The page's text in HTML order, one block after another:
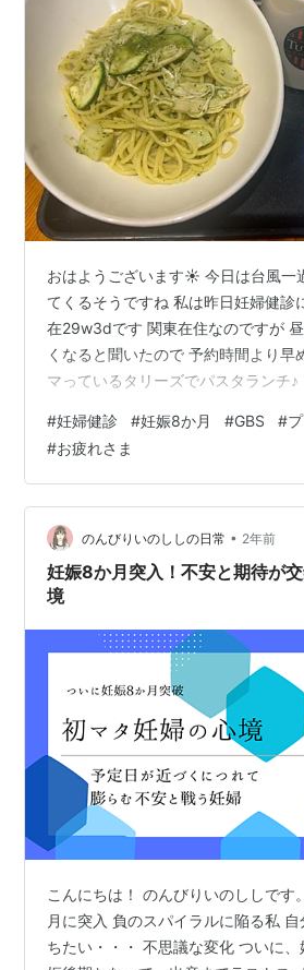
おはようございます☀ 今日は台風一
てくるそうですね 私は昨日妊婦健診
在29w3dです 関東在住なのですが
くなると聞いたので 予約時間より早
マっているタリーズでパスタランチ♪
んでいました （読み切ったら感想を
す！） さてさて、いつもどこかそわ
エコーで我が子の顔を見れるぞ～と
わくドキドキしながらベッドに横に
「この前やったおりもの検査、これ
よね…」と 気…
#妊婦健診 #妊娠8か月 #GBS #
#お疲れさま
のんびりいのししの日常 • 2年前
妊娠8か月突入！不安と期待が
境
こんにちは！ のんびりいのししです
月に突入 負のスパイラルに陥る私
ちたい・・・ 不思議な変化 ついに